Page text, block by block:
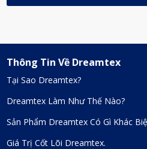
Thông Tin Về Dreamtex
Tại Sao Dreamtex?
Dreamtex Làm Như Thế Nào?
Sản Phẩm Dreamtex Có Gì Khác
Giá Trị Cốt Lõi Dreamtex.